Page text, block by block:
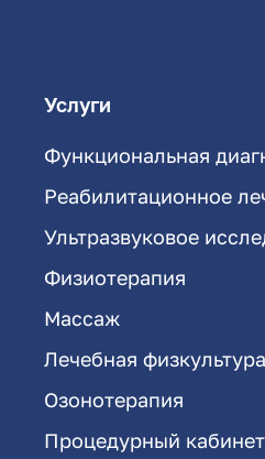
Услуги
Функциональная
Реабилитационное
Ультразвуковое
Физиотерапия
Массаж
Лечебная физкультура
Озонотерапия
Процедурный кабинет